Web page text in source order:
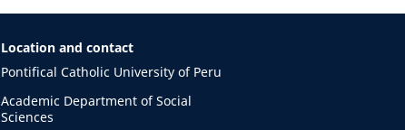
Location and contact
Pontifical Catholic University of Peru
Academic Department of Social
Sciences